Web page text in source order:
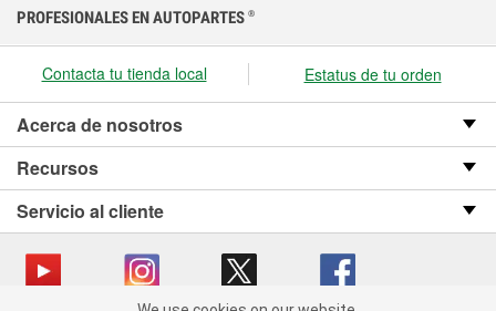
PROFESIONALES EN AUTOPARTES ®
Contacta tu tienda local Estatus de tu orden
Acerca de nosotros
Recursos
Servicio al cliente